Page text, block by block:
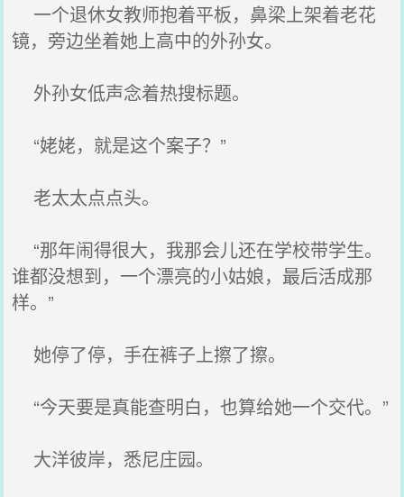
一个退休女教师抱着平板，鼻梁上架着老花
镜，旁边坐着她上高中的外孙女。
外孙女低声念着热搜标题。
“姥姥，就是这个案子？”
老太太点点头。
“那年闹得很大，我那会儿还在学校带学生。
谁都没想到，一个漂亮的小姑娘，最后活成那
样。”
她停了停，手在裤子上擦了擦。
“今天要是真能查明白，也算给她一个交代。”
大洋彼岸，悉尼庄园。